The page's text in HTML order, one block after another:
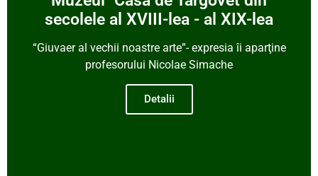
secolele al XVIII-lea - al XIX-lea
“Giuvaer al vechii noastre arte”- expresia îi aparţine
profesorului Nicolae Simache
Detalii